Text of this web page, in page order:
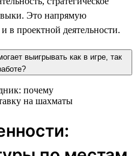
Это напрямую
в проектной деятельности.
выигрывать как в игре, так